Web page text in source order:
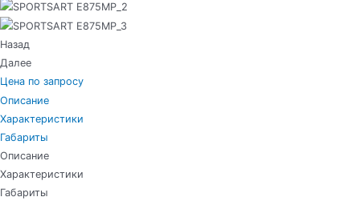
Назад
Далее
Цена по запросу
Описание
Характеристики
Габариты
Описание
Характеристики
Габариты